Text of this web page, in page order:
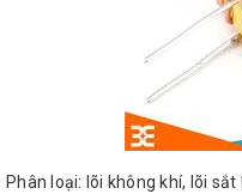
Phân loại: lõi không khí, lõi sắt